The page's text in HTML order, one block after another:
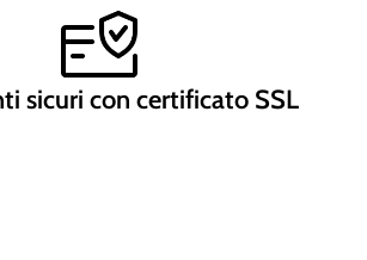
sicuri con certificato SSL